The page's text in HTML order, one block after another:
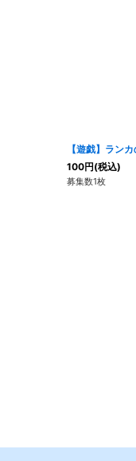
【遊戯】ラン
100円(税込)
募集数1枚